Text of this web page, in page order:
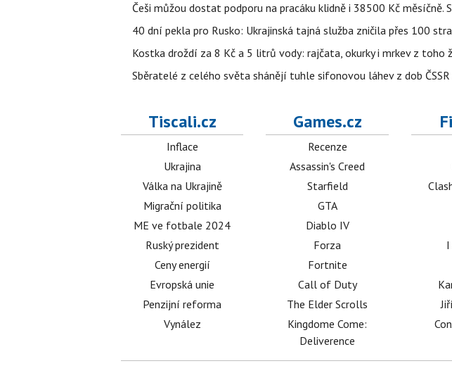
Češi můžou dostat podporu na pracáku klidně i 38500 Kč měsíčně.
40 dní pekla pro Rusko: Ukrajinská tajná služba zničila přes 100
Kostka droždí za 8 Kč a 5 litrů vody: rajčata, okurky i mrkev z toho
Sběratelé z celého světa shánějí tuhle sifonovou láhev z dob
Tiscali.cz
Inflace
Ukrajina
Válka na Ukrajině
Migrační politika
ME ve fotbale 2024
Ruský prezident
Ceny energií
Evropská unie
Penzijní reforma
Vynález
Games.cz
Recenze
Assassin's Creed
Starfield
GTA
Diablo IV
Forza
Fortnite
Call of Duty
The Elder Scrolls
Kingdome Come:
Deliverence